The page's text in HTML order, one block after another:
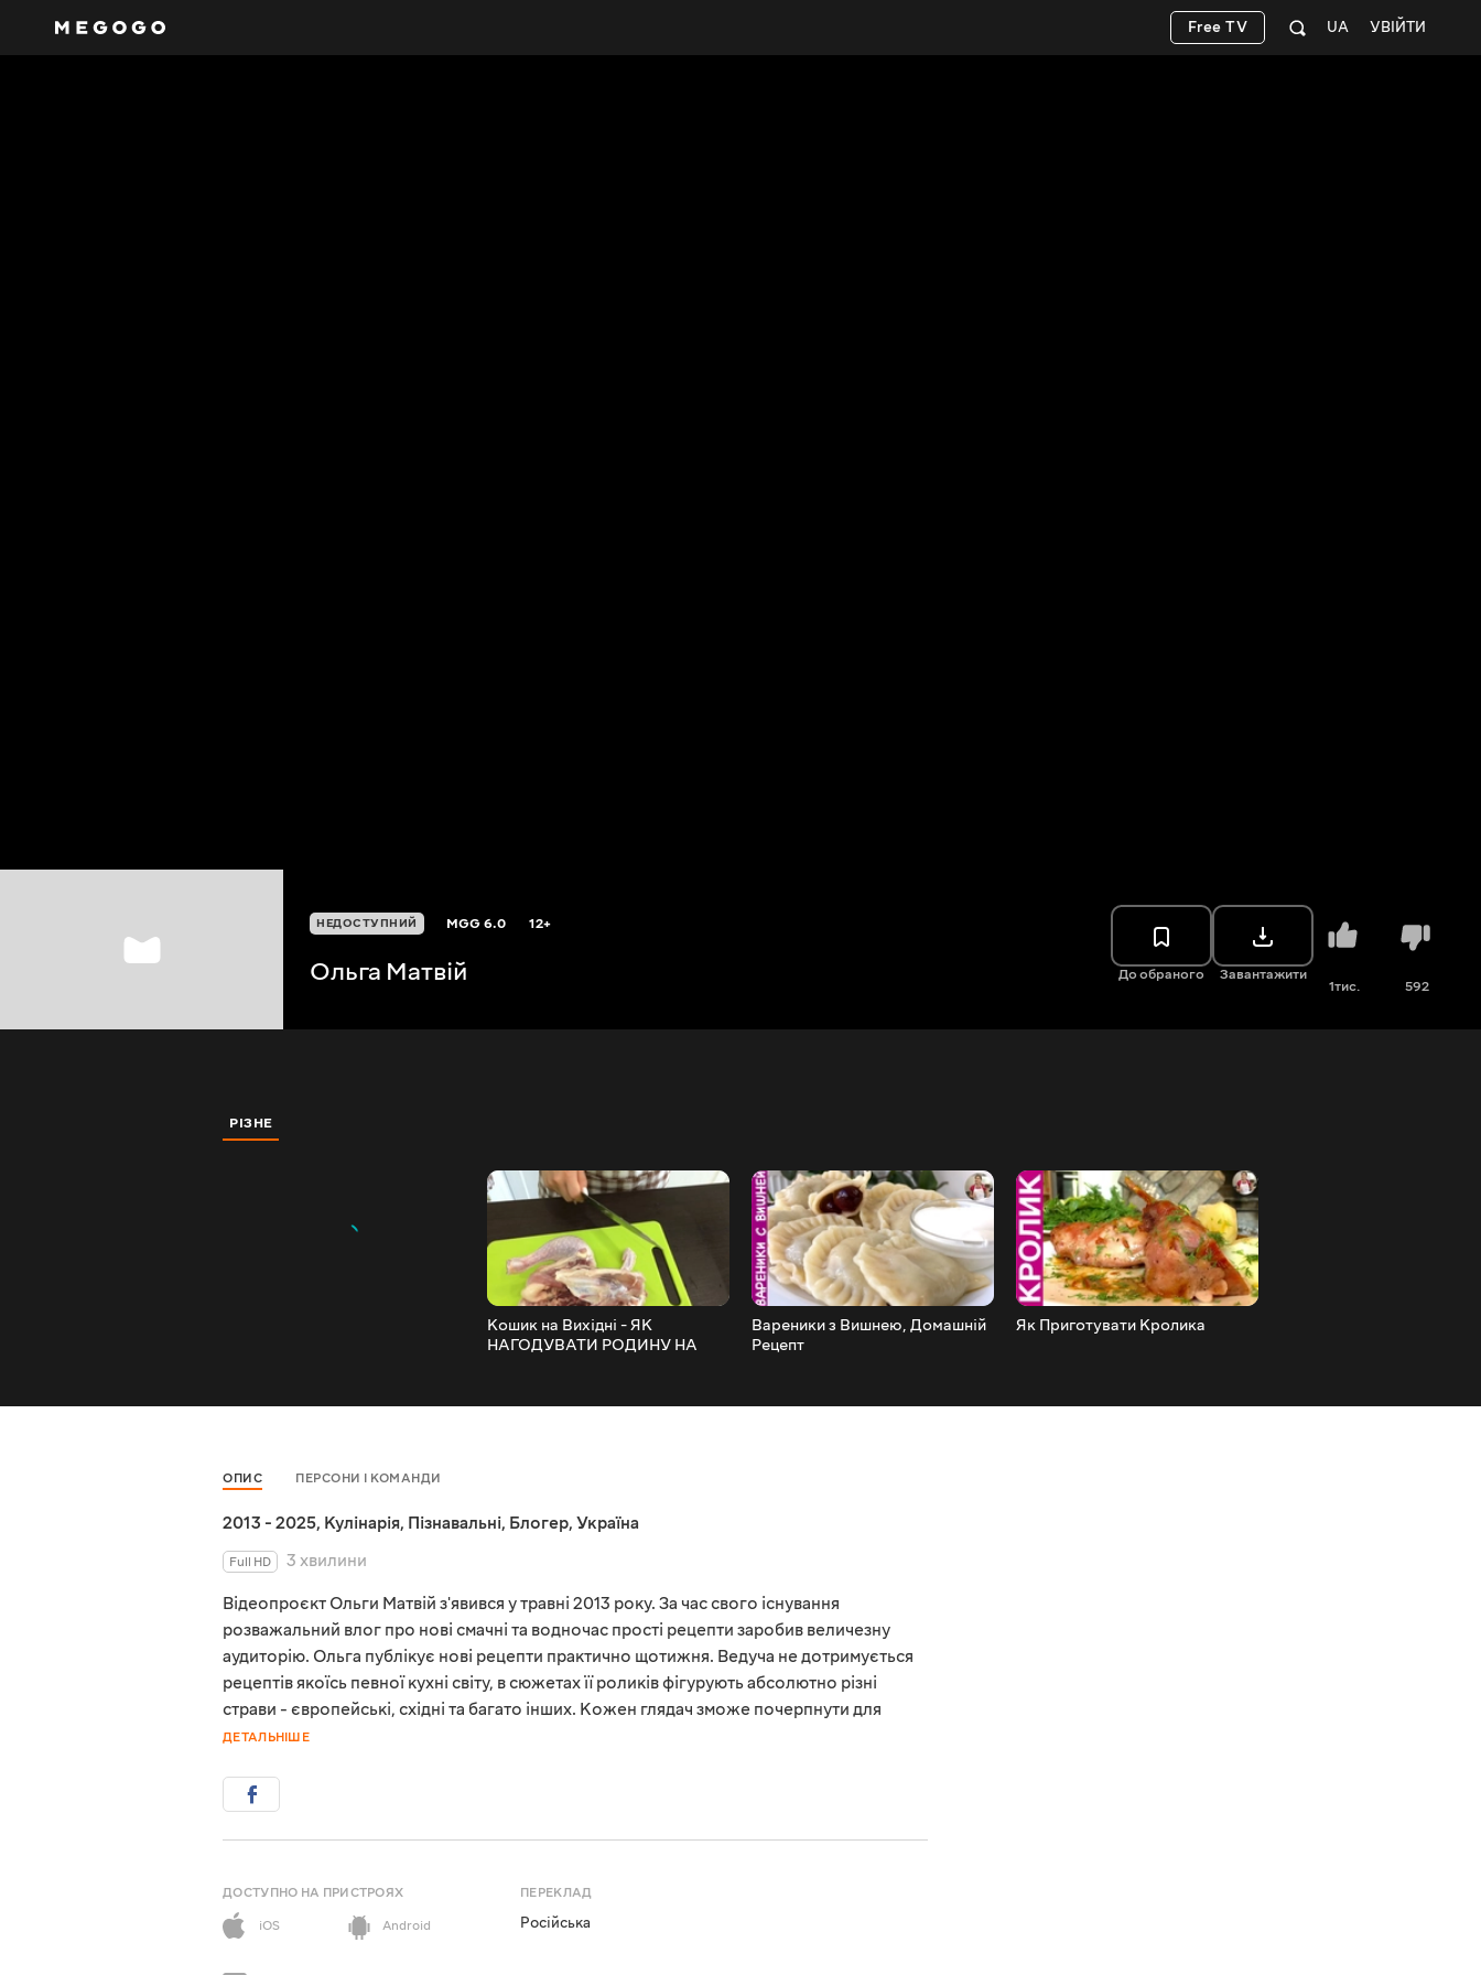
УВІЙТИ
UA
Free TV
НЕДОСТУПНИЙ MGG6.0 12+
Ольга Матвій До обраного Завантажити
1тис. 592
РІЗНЕ
Кошик на Вихідні - ЯК
НАГОДУВАТИ РОДИНУ НА
Вареники з Вишнею, Домашній
Рецепт
Як Приготувати Кролика
ОПИС ПЕРСОНИ І КОМАНДИ
2013 - 2025, Кулінарія, Пізнавальні, Блогер, Україна
Full HD
3 хвилини
Відеопроєкт Ольги Матвій з'явився у травні 2013 року. За час свого існування
розважальний влог про нові смачні та водночас прості рецепти заробив величезну
аудиторію. Ольга публікує нові рецепти практично щотижня. Ведуча не дотримується
рецептів якоїсь певної кухні світу, в сюжетах її роликів фігурують абсолютно різні
страви - європейські, східні та багато інших. Кожен глядач зможе почерпнути для
ДЕТАЛЬНІШЕ
ДОСТУПНО НА ПРИСТРОЯХ
iOS
Android
ПЕРЕКЛАД
Російська